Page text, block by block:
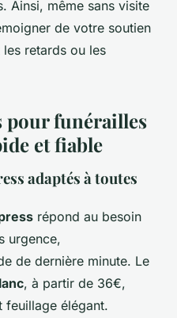
Ainsi, même sans visite
de votre soutien
retards ou les
pour funérailles
et fiable
adaptés à toutes
répond au besoin
urgence,
de dernière minute. Le
, à partir de 36€,
feuillage élégant.